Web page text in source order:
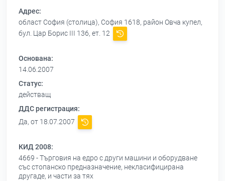
Адрес:
област София (столица), София 1618, район Овча купел,
бул. Цар Борис ІІІ 136, ет. 12
Основана:
14.06.2007
Статус:
действащ
ДДС регистрация:
Да, от 18.07.2007
КИД 2008:
4669 - Търговия на едро с други машини и оборудване
със стопанско предназначение, некласифицирана
другаде, и части за тях